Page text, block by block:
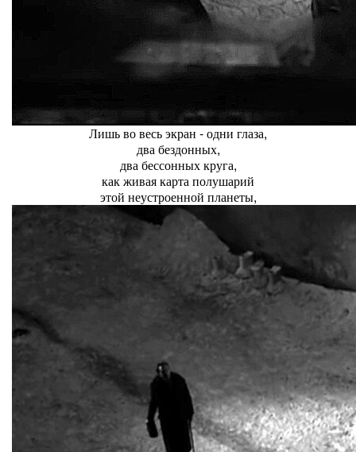
Лишь во весь экран - одни глаза,
два бездонных,
два бессонных круга,
как живая карта полушарий
этой неустроенной планеты,